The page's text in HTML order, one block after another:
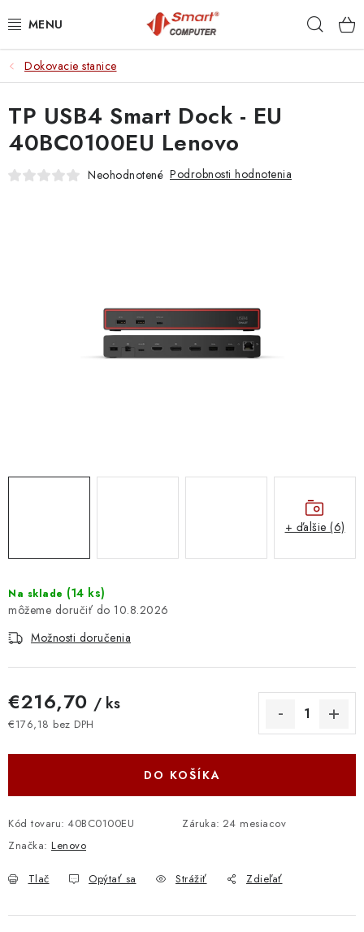
na
NOTEBOOKY
MOBILNÉ ZARIADENIA
PC A KOMPONENTY
ZNAČKY
Obchodné podmienky
Ochrana osobných údajov
Moja objednávka
Formuláre na stiahnutie
Dokovacie stanice
Na sklade (14 ks)
10.8.2026
Možnosti doručenia
€216,70 / ks
€176,18 bez DPH
DO KOŠÍKA
Kód tovaru: 40BC0100EU Záruka: 24 mesiacov
Značka: Lenovo
Tlač Opýtať sa Strážiť Zdieľať
TP USB4 Smart Dock - EU
40BC0100EU Lenovo
Neohodnotené Podrobnosti hodnotenia
+ ďalšie (6)